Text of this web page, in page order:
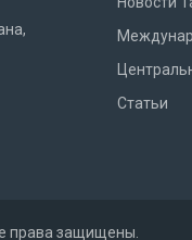
Статьи
права защищены.